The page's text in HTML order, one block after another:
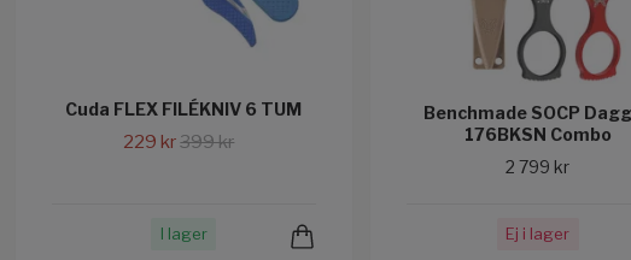
Cuda FLEX FILÉKNIV 6 TUM
229 kr399 kr
I lager
Benchmade SOCP
176BKSN Combo
2 799 kr
Ej i lager